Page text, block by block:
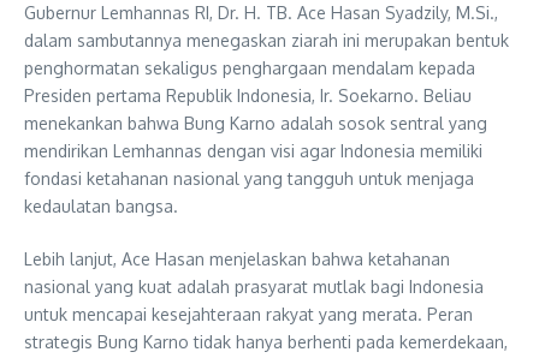
Gubernur Lemhannas RI, Dr. H. TB. Ace Hasan Syadzily, M.Si.,
dalam sambutannya menegaskan ziarah ini merupakan bentuk
penghormatan sekaligus penghargaan mendalam kepada
Presiden pertama Republik Indonesia, Ir. Soekarno. Beliau
menekankan bahwa Bung Karno adalah sosok sentral yang
mendirikan Lemhannas dengan visi agar Indonesia memiliki
fondasi ketahanan nasional yang tangguh untuk menjaga
kedaulatan bangsa.
Lebih lanjut, Ace Hasan menjelaskan bahwa ketahanan
nasional yang kuat adalah prasyarat mutlak bagi Indonesia
untuk mencapai kesejahteraan rakyat yang merata. Peran
strategis Bung Karno tidak hanya berhenti pada kemerdekaan,